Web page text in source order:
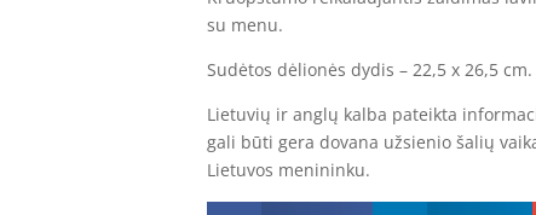
su menu.
Sudėtos dėlionės dydis – 22,5 x 26,5 cm.
Lietuvių ir anglų kalba pateikta
gali būti gera dovana užsienio šalių
Lietuvos menininku.